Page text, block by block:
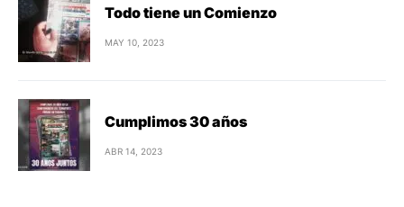
Todo tiene un Comienzo
MAY 10, 2023
Cumplimos 30 años
ABR 14, 2023